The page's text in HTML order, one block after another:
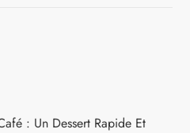
: Un Dessert Rapide Et